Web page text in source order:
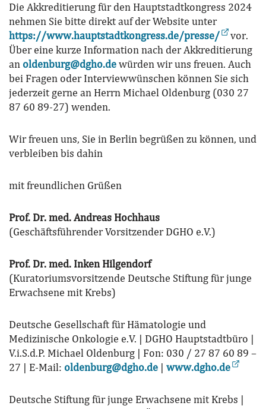
Die Akkreditierung für den Hauptstadtkongress 2024
nehmen Sie bitte direkt auf der Website unter
https://www.hauptstadtkongress.de/presse/
vor.
Über eine kurze Information nach der Akkreditierung
an oldenburg@dgho.de würden wir uns freuen. Auch
bei Fragen oder Interviewwünschen können Sie sich
jederzeit gerne an Herrn Michael Oldenburg (030 27
87 60 89-27) wenden.
Wir freuen uns, Sie in Berlin begrüßen zu können, und
verbleiben bis dahin
mit freundlichen Grüßen
Prof. Dr. med. Andreas Hochhaus
(Geschäftsführender Vorsitzender DGHO e.V.)
Prof. Dr. med. Inken Hilgendorf
(Kuratoriumsvorsitzende Deutsche Stiftung für junge
Erwachsene mit Krebs)
Deutsche Gesellschaft für Hämatologie und
Medizinische Onkologie e.V. | DGHO Hauptstadtbüro |
V.i.S.d.P. Michael Oldenburg | Fon: 030 / 27 87 60 89 –
27 | E-Mail: oldenburg@dgho.de www.dgho.de
Deutsche Stiftung für junge Erwachsene mit Krebs |